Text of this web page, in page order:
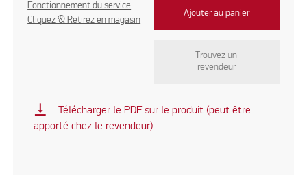
Fonctionnement du service
Cliquez & Retirez en magasin
Ajouter au panier
Trouvez un
revendeur
vertical_align_bottom
Télécharger le PDF sur le produit (peut être
apporté chez le revendeur)